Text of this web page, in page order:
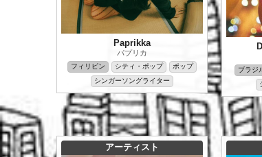
Paprikka
パプリカ
フィリピン シティ・ポップ
ポップ
シンガーソングライター
ブラジ
アーティスト